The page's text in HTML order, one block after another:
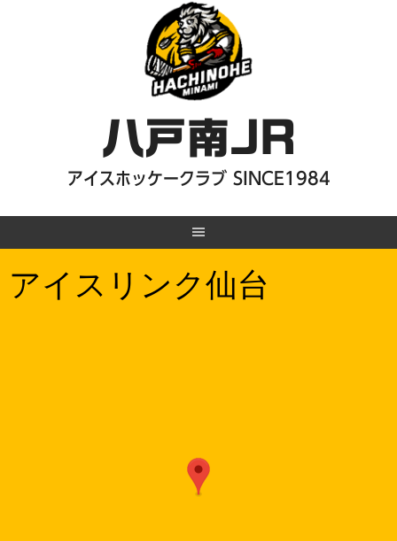
八戸南JR
アイスホッケークラブ SINCE1984
アイスリンク仙台